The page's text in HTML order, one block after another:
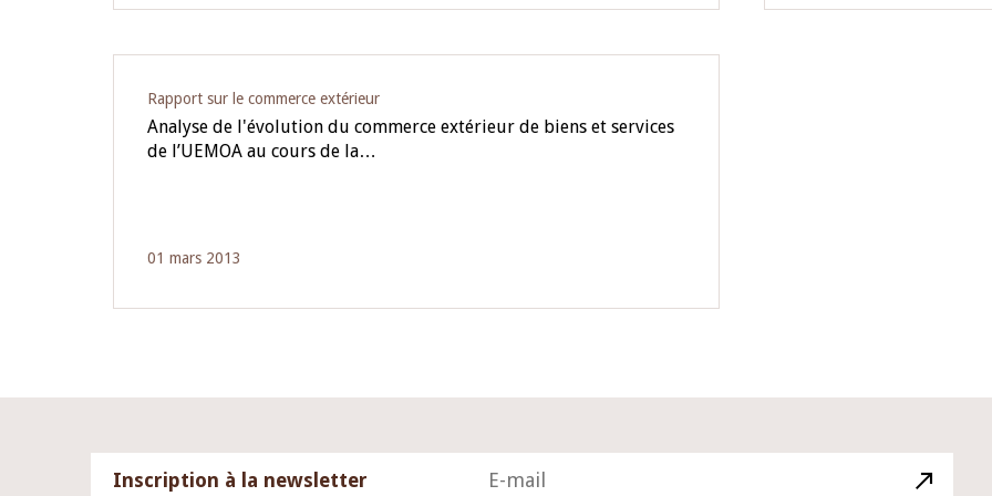
Rapport sur le commerce extérieur
Analyse de l'évolution du commerce extérieur de biens et services
de l’UEMOA au cours de la…
01 mars 2013
Inscription à la newsletter